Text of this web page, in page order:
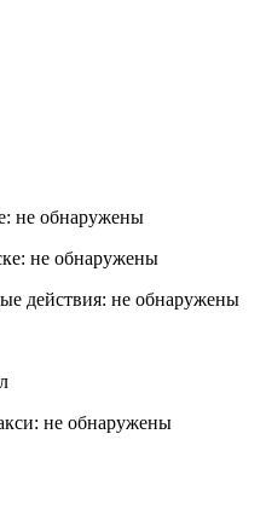
не обнаружены
не обнаружены
действия: не обнаружены
не обнаружены